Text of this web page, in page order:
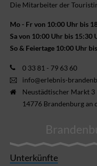
Die Mitarbeiter der
Mo - Fr von 10:00 Uhr bis
Sa von 10:00 Uhr bis 15:30
So & Feiertage 10:00 Uhr
0 33 81 - 79 63 60
info@erlebnis-
Neustädtischer Markt 3
14776 Brandenburg an
Unterkünfte